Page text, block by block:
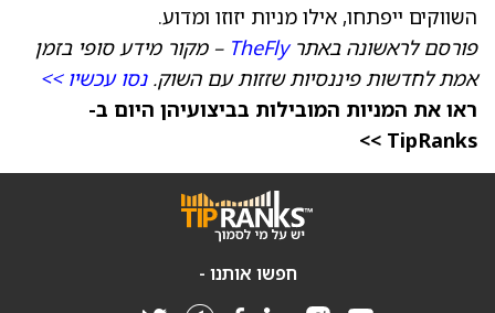
השווקים ייפתחו, אילו מניות יזוזו ומדוע.
פורסם לראשונה באתרTheFly – מקור מידע סופי בזמן
אמת לחדשות פיננסיות שזזות עם השוק.נסו עכשיו >>
ראו את המניות המובילות בביצועיהן היום ב-
TipRanks >>
חפשו אותנו -